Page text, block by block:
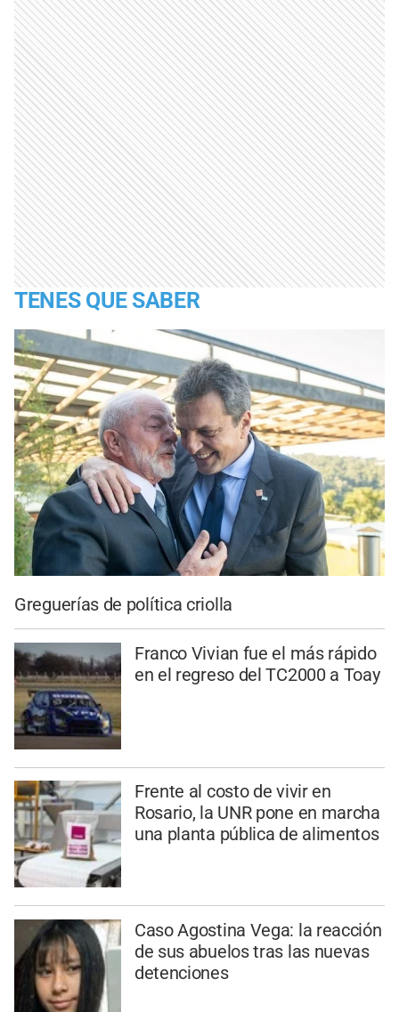
TENES QUE SABER
Greguerías de política criolla
Franco Vivian fue el más rápido
en el regreso del TC2000 a Toay
Frente al costo de vivir en
Rosario, la UNR pone en marcha
una planta pública de alimentos
Caso Agostina Vega: la reacción
de sus abuelos tras las nuevas
detenciones